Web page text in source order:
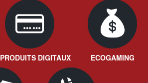
PRODUITS DIGITAUX ECOGAMING